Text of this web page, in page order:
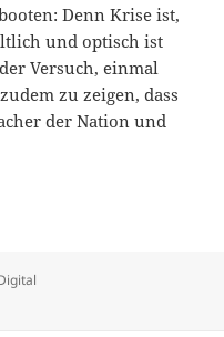
Denn Krise ist,
und optisch ist
Versuch, einmal
zu zeigen, dass
der Nation und